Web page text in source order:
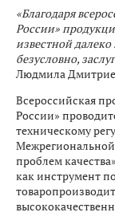
«Благодаря
России»
известной
безусловно,
Людмила
Всероссийская
России»
техническому
проблем
как инструмент